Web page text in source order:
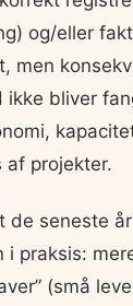
og/eller
men
ikke bliver
projekter.
de seneste
i praksis:
(små